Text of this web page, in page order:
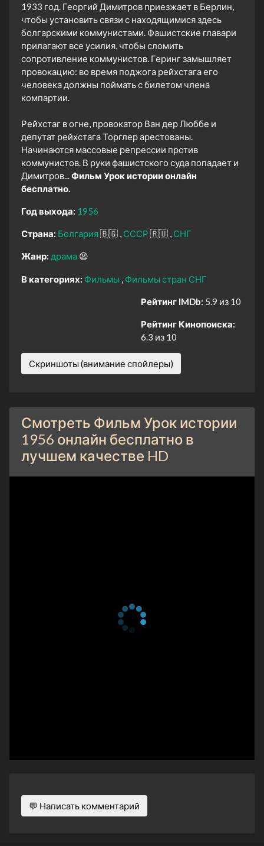
1933 год. Георгий Димитров приезжает в Берлин,
чтобы установить связи с находящимися здесь
болгарскими коммунистами. Фашистские главари
прилагают все усилия, чтобы сломить
сопротивление коммунистов. Геринг замышляет
провокацию: во время поджога рейхстага его
человека должны поймать с билетом члена
компартии.
Рейхстаг в огне, провокатор Ван дер Люббе и
депутат рейхстага Торглер арестованы.
Начинаются массовые репрессии против
коммунистов. В руки фашистского суда попадает и
Димитров...Фильм Урок истории онлайн
бесплатно.
Год выхода: 1956
Страна: Болгария🇧🇬 СССР 🇷🇺 СНГ
Жанр: драма 😫
В категориях: Фильмы Фильмы стран СНГ
Рейтинг IMDb: 5.9 из 10
Рейтинг Кинопоиска:
6.3 из 10
Скриншоты (внимание спойлеры)
Смотреть Фильм Урок истории
1956 онлайн бесплатно в
лучшем качестве HD
💬 Написать комментарий